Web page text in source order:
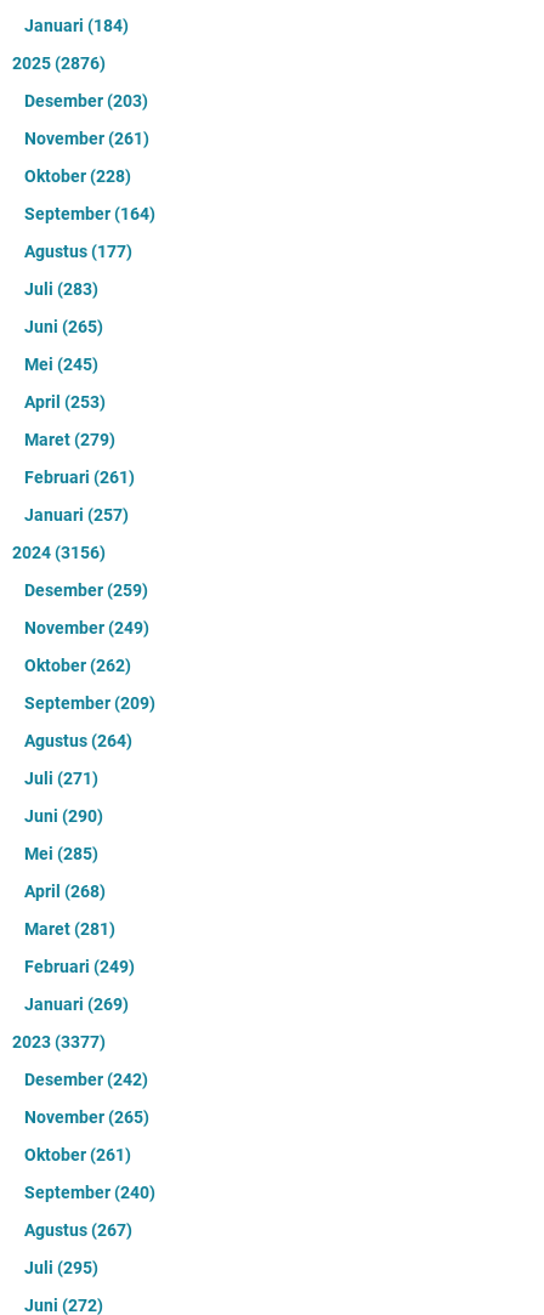
Januari (184)
2025(2876)
Desember(203)
November(261)
Oktober(228)
September(164)
Agustus(177)
Juli (283)
Juni (265)
Mei (245)
April (253)
Maret(279)
Februari (261)
Januari (257)
2024(3156)
Desember(259)
November(249)
Oktober(262)
September(209)
Agustus(264)
Juli (271)
Juni (290)
Mei (285)
April (268)
Maret(281)
Februari (249)
Januari (269)
2023(3377)
Desember(242)
November(265)
Oktober(261)
September(240)
Agustus(267)
Juli (295)
Juni (272)